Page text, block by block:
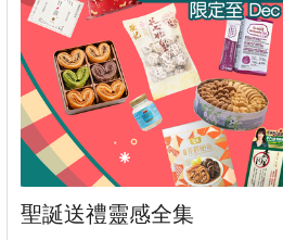
聖誕送禮靈感全集